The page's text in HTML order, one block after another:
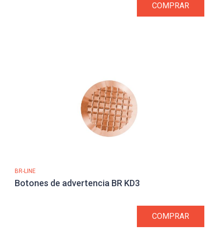
COMPRAR
BR-LINE
Botones de advertencia BR KD3
COMPRAR